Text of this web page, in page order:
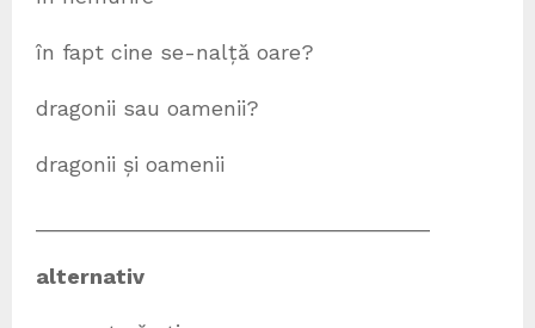
în fapt cine se-nalță oare?
dragonii sau oamenii?
dragonii și oamenii
alternativ